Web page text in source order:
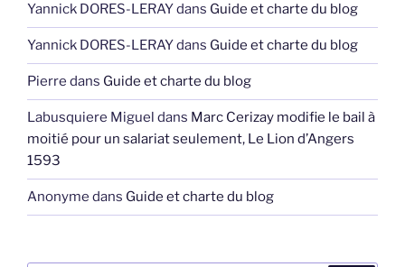
Yannick DORES-LERAYdans Guide et charte du blog
Yannick DORES-LERAYdans Guide et charte du blog
Pierre dans Guide et charte du blog
Labusquiere Miguel dans Marc Cerizay modifie le bail à
moitié pour un salariat seulement, Le Lion d’Angers
1593
Anonyme dans Guide et charte du blog